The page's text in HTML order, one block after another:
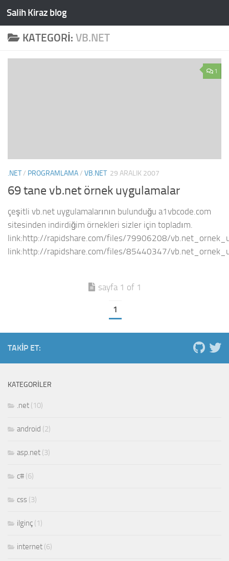
Skip to content
Salih Kiraz blog
KATEGORI: VB.NET
1
.NET/ PROGRAMLAMA/ VB.NET 29 ARALIK 2007
69 tane vb.net örnek uygulamalar
çeşitli vb.net uygulamalarının bulunduğu a1vbcode.com
sitesinden indirdiğim örnekleri sizler için topladım.
link:http://rapidshare.com/files/79906208/
link:http://rapidshare.com/files/85440347/
sayfa 1 of 1
1
TAKIP ET:
KATEGORILER
.net (10)
android (2)
asp.net (3)
c# (6)
css (3)
ilginç (1)
internet (6)